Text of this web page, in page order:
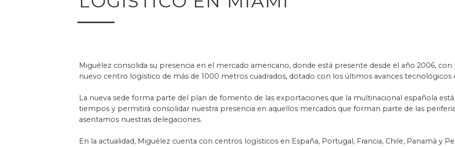
Miguélez consolida su presencia en el mercado americano, donde está presente desde el año 2006,
nuevo centro logístico de más de 1000 metros cuadrados, dotado con los últimos avances tecnológicos
La nueva sede forma parte del plan de fomento de las exportaciones que la multinacional española
tiempos y permitirá consolidar nuestra presencia en aquellos mercados que forman parte de las
asentamos nuestras delegaciones.
En la actualidad, Miguélez cuenta con centros logísticos en España, Portugal, Francia, Chile, Panamá y